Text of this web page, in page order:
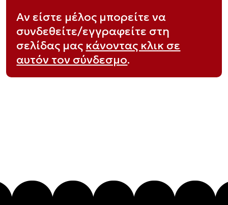
Αν είστε μέλος μπορείτε να
συνδεθείτε/εγγραφείτε στη
σελίδας μας κάνοντας κλικ σε
αυτόν τον σύνδεσμο.